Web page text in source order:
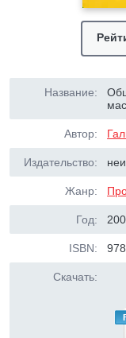
Название:
Автор:
Издательство:
Жанр:
Год:
ISBN:
Скачать: